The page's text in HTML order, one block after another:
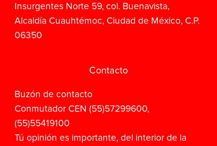
Insurgentes Norte 59, col. Buenavista,
Alcaldía Cuauhtémoc, Ciudad de México, C.P.
06350
Contacto
Buzón de contacto
Conmutador CEN (55)57299600,
(55)55419100
Tú opinión es importante, del interior de la